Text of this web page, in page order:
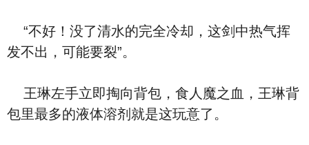
“不好！没了清水的完全冷却，这剑中热气挥
发不出，可能要裂”。
王琳左手立即掏向背包，食人魔之血，王琳背
包里最多的液体溶剂就是这玩意了。